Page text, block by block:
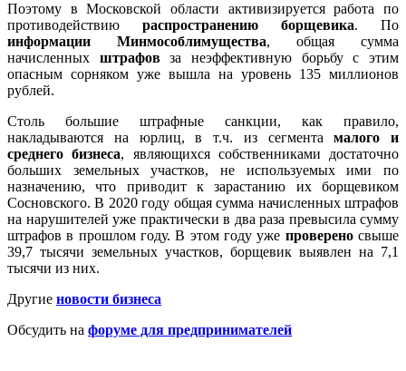
Поэтому в Московской области активизируется работа по
противодействию распространению борщевика. По
информации Минмособлимущества, общая сумма
начисленных штрафовза неэффективную борьбу с этим
опасным сорняком уже вышла на уровень 135 миллионов
рублей.
Столь большие штрафные санкции, как правило,
накладываются на юрлиц, в т.ч. из сегментамалого и
среднего бизнеса, являющихся собственниками достаточно
больших земельных участков, не используемых ими по
назначению, что приводит к зарастанию их борщевиком
Сосновского. В 2020 году общая сумма начисленных штрафов
на нарушителей уже практически в два раза превысила сумму
штрафов в прошлом году. В этом году уже провереносвыше
39,7 тысячи земельных участков, борщевик выявлен на 7,1
тысячи из них.
Другие новости бизнеса
Обсудить на форуме для предпринимателей